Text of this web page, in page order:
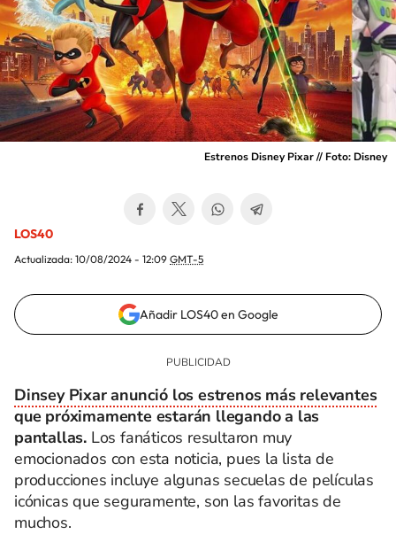
Estrenos Disney Pixar // Foto: Disney
LOS40
Actualizada: 10/08/2024 - 12:09 GMT-5
Añadir LOS40 en Google
Dinsey Pixar anunció los estrenos más relevantes
que próximamente estarán llegando a las
pantallas. Los fanáticos resultaron muy
emocionados con esta noticia, pues la lista de
producciones incluye algunas secuelas de películas
icónicas que seguramente, son las favoritas de
muchos.